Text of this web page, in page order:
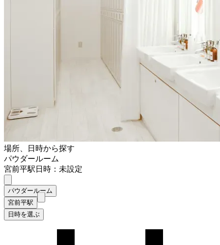
場所、日時から探す
パウダールーム
宮前平駅日時：未設定
パウダールーム
宮前平駅
日時を選ぶ